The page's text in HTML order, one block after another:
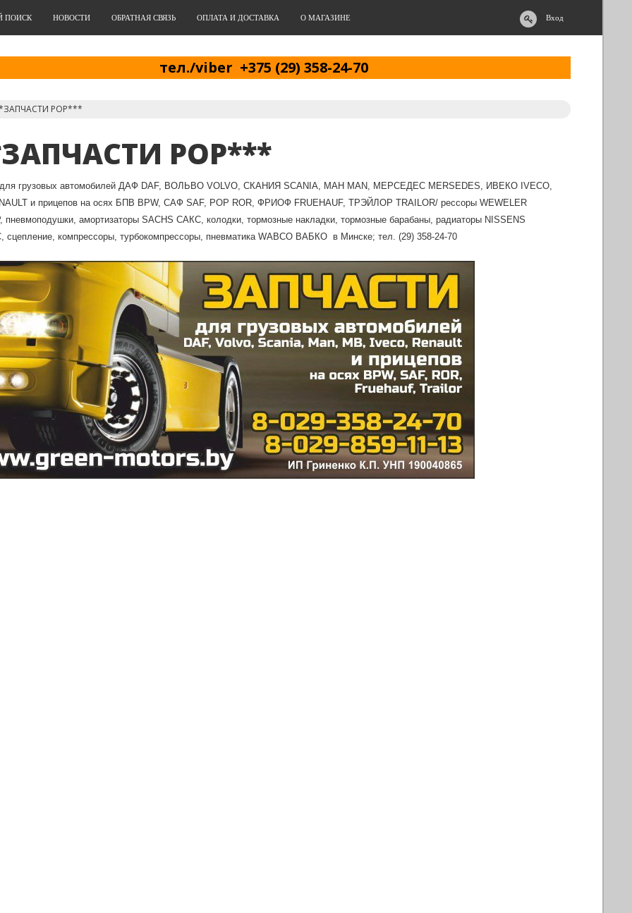
Вход
ПОИСК НОВОСТИ ОБРАТНАЯ СВЯЗЬ ОПЛАТА И ДОСТАВКА О МАГАЗИНЕ
тел./viber +375 (29) 358-24-70
РОР***
РОР***
для грузовых автомобилей ДАФ DAF, ВОЛЬВО VOLVO, СКАНИЯ SCANIA, МАН MAN, МЕРСЕДЕС MERSEDES, ИВЕКО IVECO,
и прицепов на осях БПВ BPW, CАФ SAF, РОР ROR, ФРИОФ FRUEHAUF, ТРЭЙЛОР TRAILOR/ рессоры WEWELER
амортизаторы SACHS САКС, колодки, тормозные накладки, тормозные барабаны, радиаторы NISSENS
компрессоры, турбокомпрессоры, пневматика WABCO ВАБКО в Минске; тел. (29) 358-24-70